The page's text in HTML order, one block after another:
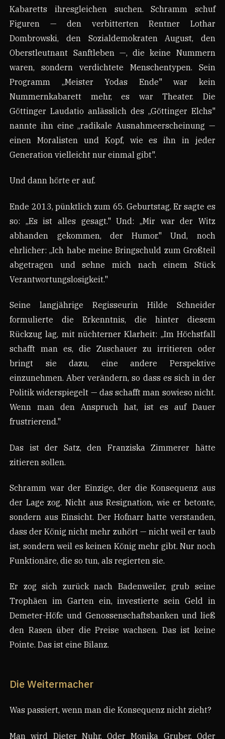
Kabaretts ihresgleichen suchen. Schramm schuf
Figuren — den verbitterten Rentner Lothar
Dombrowski, den Sozialdemokraten August, den
Oberstleutnant Sanftleben —, die keine Nummern
waren, sondern verdichtete Menschentypen. Sein
Programm „Meister Yodas Ende" war kein
Nummernkabarett mehr, es war Theater. Die
Göttinger Laudatio anlässlich des „Göttinger Elchs"
nannte ihn eine „radikale Ausnahmeerscheinung —
einen Moralisten und Kopf, wie es ihn in jeder
Generation vielleicht nur einmal gibt".
Und dann hörte er auf.
Ende 2013, pünktlich zum 65. Geburtstag. Er sagte es
so: „Es ist alles gesagt." Und: „Mir war der Witz
abhanden gekommen, der Humor." Und, noch
ehrlicher: „Ich habe meine Bringschuld zum Großteil
abgetragen und sehne mich nach einem Stück
Verantwortungslosigkeit."
Seine langjährige Regisseurin Hilde Schneider
formulierte die Erkenntnis, die hinter diesem
Rückzug lag, mit nüchterner Klarheit: „Im Höchstfall
schafft man es, die Zuschauer zu irritieren oder
bringt sie dazu, eine andere Perspektive
einzunehmen. Aber verändern, so dass es sich in der
Politik widerspiegelt — das schafft man sowieso nicht.
Wenn man den Anspruch hat, ist es auf Dauer
frustrierend."
Das ist der Satz, den Franziska Zimmerer hätte
zitieren sollen.
Schramm war der Einzige, der die Konsequenz aus
der Lage zog. Nicht aus Resignation, wie er betonte,
sondern aus Einsicht. Der Hofnarr hatte verstanden,
dass der König nicht mehr zuhört — nicht weil er taub
ist, sondern weil es keinen König mehr gibt. Nur noch
Funktionäre, die so tun, als regierten sie.
Er zog sich zurück nach Badenweiler, grub seine
Trophäen im Garten ein, investierte sein Geld in
Demeter-Höfe und Genossenschaftsbanken und ließ
den Rasen über die Preise wachsen. Das ist keine
Pointe. Das ist eine Bilanz.
Die Weitermacher
Was passiert, wenn man die Konsequenz nicht zieht?
Man wird Dieter Nuhr. Oder Monika Gruber. Oder